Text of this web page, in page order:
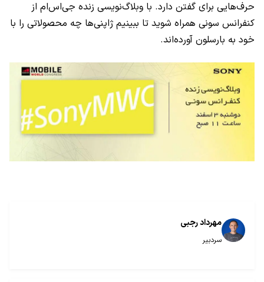
حرف‌هایی برای گفتن دارد. با وبلاگ‌نویسی زنده جی‌اس‌ام از
کنفرانس سونی همراه شوید تا ببینیم ژاپنی‌ها چه محصولاتی را با
خود به بارسلون آورده‌اند.
مهرداد رجبی
سردبیر